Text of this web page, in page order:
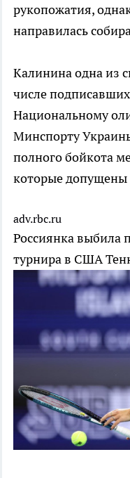
рукопожатия,
направилась
Калинина одна из
числе
Национальному
Минспорту
полного бойкота
которые допущены
adv.rbc.ru
Россиянка выбила
турнира в США